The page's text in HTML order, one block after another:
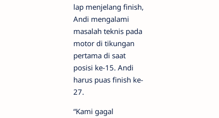
lap menjelang finish,
Andi mengalami
masalah teknis pada
motor di tikungan
pertama di saat
posisi ke-15. Andi
harus puas finish ke-
27.
“Kami gagal